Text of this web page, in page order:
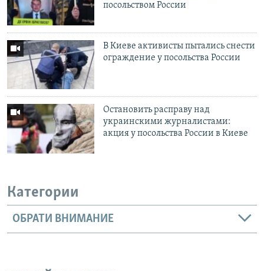
посольством России
В Киеве активисты пытались снести
ограждение у посольства России
Остановить расправу над
украинскими журналистами:
акция у посольства России в Киеве
Категории
ОБРАТИ ВНИМАНИЕ